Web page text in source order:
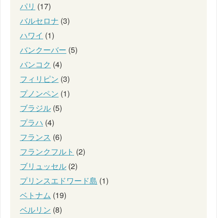
パリ (17)
バルセロナ (3)
ハワイ (1)
バンクーバー (5)
バンコク (4)
フィリピン (3)
プノンペン (1)
ブラジル (5)
プラハ (4)
フランス (6)
フランクフルト (2)
ブリュッセル (2)
プリンスエドワード島 (1)
ベトナム (19)
ベルリン (8)